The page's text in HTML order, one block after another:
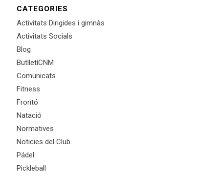
CATEGORIES
Activitats Dirigides i gimnàs
Activitats Socials
Blog
ButlletíCNM
Comunicats
Fitness
Frontó
Natació
Normatives
Noticies del Club
Pádel
Pickleball